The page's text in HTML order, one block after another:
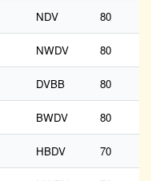
NDV 80
NWDV 80
DVBB 80
BWDV 80
HBDV 70